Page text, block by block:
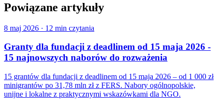
Powiązane artykuły
8 maj 2026 · 12 min czytania
Granty dla fundacji z deadlinem od 15 maja 2026 -
15 najnowszych naborów do rozważenia
15 grantów dla fundacji z deadlinem od 15 maja 2026 – od 1 000 zł
minigrantów po 31,78 mln zł z FERS. Nabory ogólnopolskie,
unijne i lokalne z praktycznymi wskazówkami dla NGO.